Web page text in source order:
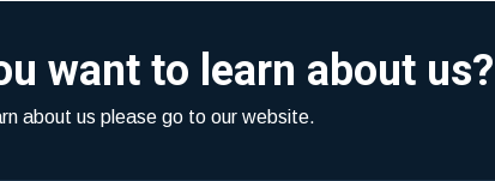
want to learn about us?
about us please go to our website.